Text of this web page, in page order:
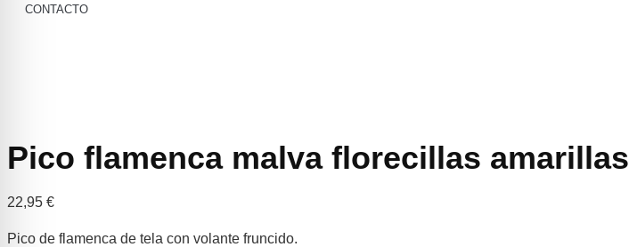
CONTACTO
Pico flamenca malva florecillas amarillas
22,95 €
Pico de flamenca de tela con volante fruncido.